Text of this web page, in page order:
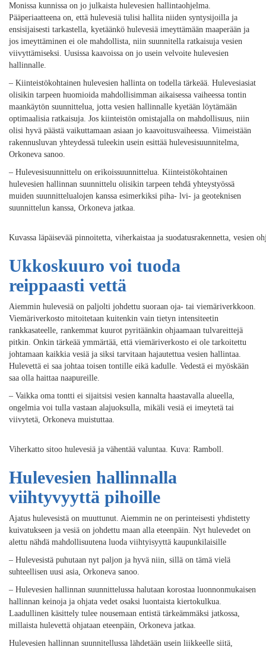
Monissa kunnissa on jo julkaista hulevesien hallintaohjelma.
Pääperiaatteena on, että hulevesiä tulisi hallita niiden syntysijoilla ja
ensisijaisesti tarkastella, kyetäänkö hulevesiä imeyttämään maaperään ja
jos imeyttäminen ei ole mahdollista, niin suunnitella ratkaisuja vesien
viivyttämiseksi. Uusissa kaavoissa on jo usein velvoite hulevesien
hallinnalle.
– Kiinteistökohtainen hulevesien hallinta on todella tärkeää. Hulevesiasiat
olisikin tarpeen huomioida mahdollisimman aikaisessa vaiheessa tontin
maankäytön suunnittelua, jotta vesien hallinnalle kyetään löytämään
optimaalisia ratkaisuja. Jos kiinteistön omistajalla on mahdollisuus, niin
olisi hyvä päästä vaikuttamaan asiaan jo kaavoitusvaiheessa. Viimeistään
rakennusluvan yhteydessä tuleekin usein esittää hulevesisuunnitelma,
Orkoneva sanoo.
– Hulevesisuunnittelu on erikoissuunnittelua. Kiinteistökohtainen
hulevesien hallinnan suunnittelu olisikin tarpeen tehdä yhteystyössä
muiden suunnittelualojen kanssa esimerkiksi piha- lvi- ja geoteknisen
suunnittelun kanssa, Orkoneva jatkaa.
Kuvassa läpäisevää pinnoitetta, viherkaistaa ja suodatusrakennetta, vesien
Ukkoskuuro voi tuoda
reippaasti vettä
Aiemmin hulevesiä on paljolti johdettu suoraan oja- tai viemäriverkkoon.
Viemäriverkosto mitoitetaan kuitenkin vain tietyn intensiteetin
rankkasateelle, rankemmat kuurot pyritäänkin ohjaamaan tulvareittejä
pitkin. Onkin tärkeää ymmärtää, että viemäriverkosto ei ole tarkoitettu
johtamaan kaikkia vesiä ja siksi tarvitaan hajautettua vesien hallintaa.
Hulevettä ei saa johtaa toisen tontille eikä kadulle. Vedestä ei myöskään
saa olla haittaa naapureille.
– Vaikka oma tontti ei sijaitsisi vesien kannalta haastavalla alueella,
ongelmia voi tulla vastaan alajuoksulla, mikäli vesiä ei imeytetä tai
viivytetä, Orkoneva muistuttaa.
Viherkatto sitoo hulevesiä ja vähentää valuntaa. Kuva: Ramboll.
Hulevesien hallinnalla
viihtyvyyttä pihoille
Ajatus hulevesistä on muuttunut. Aiemmin ne on perinteisesti yhdistetty
kuivatukseen ja vesiä on johdettu maan alla eteenpäin. Nyt hulevedet on
alettu nähdä mahdollisuutena luoda viihtyisyyttä kaupunkilaisille
– Hulevesistä puhutaan nyt paljon ja hyvä niin, sillä on tämä vielä
suhteellisen uusi asia, Orkoneva sanoo.
– Hulevesien hallinnan suunnittelussa halutaan korostaa luonnonmukaisen
hallinnan keinoja ja ohjata vedet osaksi luontaista kiertokulkua.
Laadullinen käsittely tulee nousemaan entistä tärkeämmäksi jatkossa,
millaista hulevettä ohjataan eteenpäin, Orkoneva jatkaa.
Hulevesien hallinnan suunnitellussa lähdetään usein liikkeelle siitä,